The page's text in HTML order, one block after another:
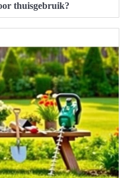
thuisgebruik?